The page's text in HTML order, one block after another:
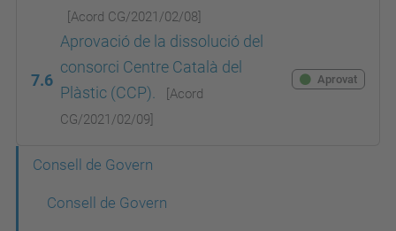
[Acord CG/2021/02/08]
7.6
Aprovació de la dissolució del
consorci Centre Català del
Plàstic (CCP).
[Acord
CG/2021/02/09]
Aprovat
Consell de Govern
Consell de Govern